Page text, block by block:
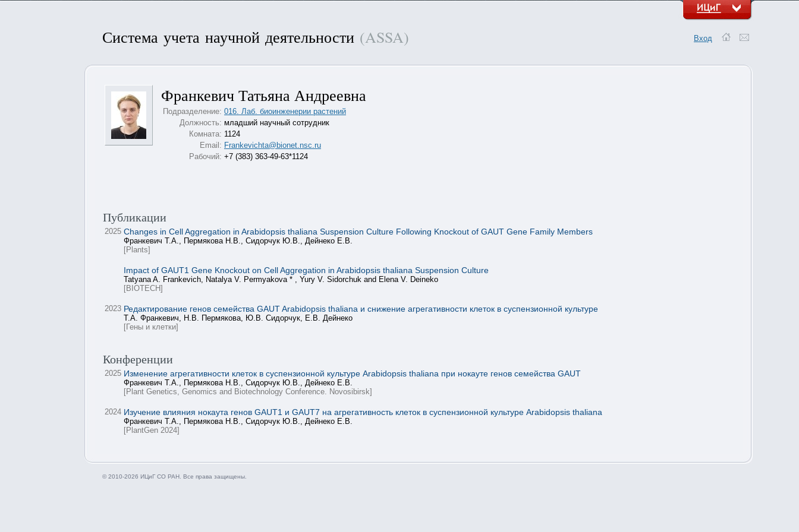
Система учета научной деятельности (ASSA) Вход
Франкевич Татьяна Андреевна
Подразделение: 016. Лаб. биоинженерии растений
Должность: младший научный сотрудник
Комната: 1124
Email: Frankevichta@bionet.nsc.ru
Рабочий: +7 (383) 363-49-63*1124
Публикации
2025 Changes in Cell Aggregation in Arabidopsis thaliana Suspension Culture Following Knockout of GAUT Gene Family Members
Франкевич Т.А., Пермякова Н.В., Сидорчук Ю.В., Дейнеко Е.В.
[Plants]
Impact of GAUT1 Gene Knockout on Cell Aggregation in Arabidopsis thaliana Suspension Culture
Tatyana A. Frankevich, Natalya V. Permyakova * , Yury V. Sidorchuk and Elena V. Deineko
[BIOTECH]
2023 Редактирование генов семейства GAUT Arabidopsis thaliana и снижение агрегативности клеток в суспензионной культуре
Т.А. Франкевич, Н.В. Пермякова, Ю.В. Сидорчук, Е.В. Дейнеко
[Гены и клетки]
Конференции
2025 Изменение агрегативности клеток в суспензионной культуре Arabidopsis thaliana при нокауте генов семейства GAUT
Франкевич Т.А., Пермякова Н.В., Сидорчук Ю.В., Дейнеко Е.В.
[Plant Genetics, Genomics and Biotechnology Conference. Novosibirsk]
2024 Изучение влияния нокаута генов GAUT1 и GAUT7 на агрегативность клеток в суспензионной культуре Arabidopsis thaliana
Франкевич Т.А., Пермякова Н.В., Сидорчук Ю.В., Дейнеко Е.В.
[PlantGen 2024]
© 2010-2026 ИЦиГ СО РАН. Все права защищены.